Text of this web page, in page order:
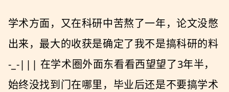
学术方面，又在科研中苦熬了一年，论文没憋
出来，最大的收获是确定了我不是搞科研的料
-_-||| 在学术圈外面东看看西望望了3年半，
始终没找到门在哪里，毕业后还是不要搞学术